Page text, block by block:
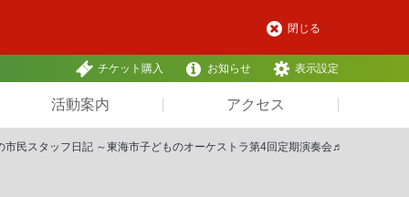
閉じる
チケット購入 お知らせ 表示設定
活動案内 アクセス
市民スタッフ日記 ～東海市子どものオーケストラ第4回定期演奏会♬